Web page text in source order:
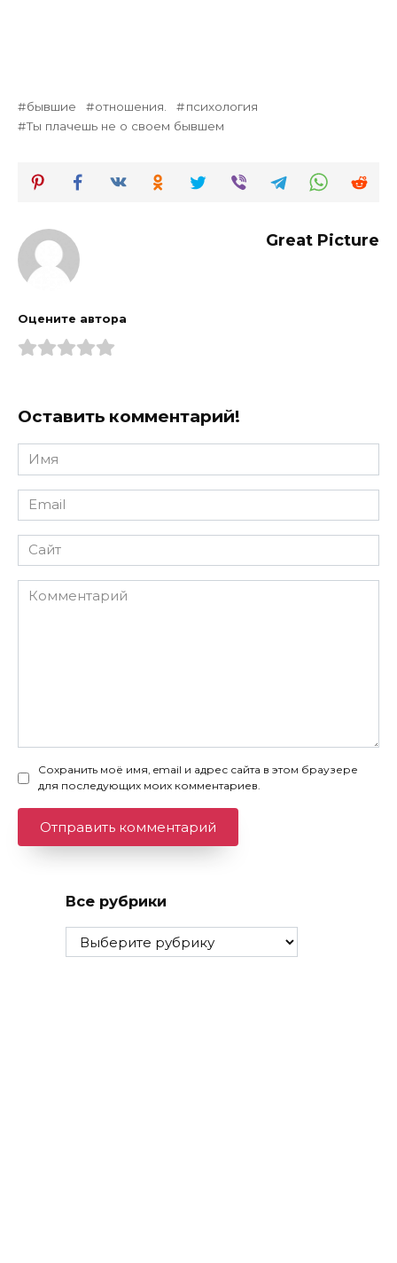
бывшие отношения.
психология
Ты плачешь не о своем бывшем
Great Picture
Оцените автора
Оставить комментарий!
Имя
*
Email
*
Сайт
Комментарий
Сохранить моё имя, email и адрес сайта в этом браузере
для последующих моих комментариев.
Все рубрики
Все
рубрики